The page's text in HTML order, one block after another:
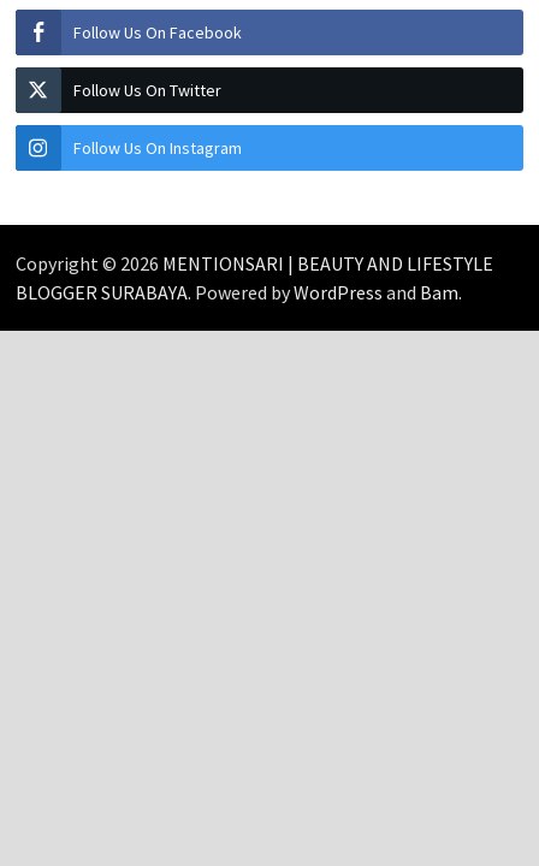
Follow Us On Facebook
Follow Us On Twitter
Follow Us On Instagram
Copyright © 2026 MENTIONSARI | BEAUTY AND LIFESTYLE
BLOGGER SURABAYA. Powered byWordPress and Bam.